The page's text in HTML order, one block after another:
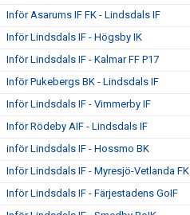
Inför Asarums IF FK - Lindsdals IF
Inför Lindsdals IF - Högsby IK
Inför Lindsdals IF - Kalmar FF P17
Inför Pukebergs BK - Lindsdals IF
Inför Lindsdals IF - Vimmerby IF
Inför Rödeby AIF - Lindsdals IF
inför Lindsdals IF - Hossmo BK
Inför Lindsdals IF - Myresjö-Vetlanda FK
Inför Lindsdals IF - Färjestadens GoIF